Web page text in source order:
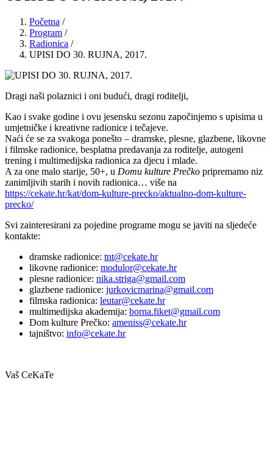
Početna /
Program /
Radionica /
UPISI DO 30. RUJNA, 2017.
Dragi naši polaznici i oni budući, dragi roditelji,
Kao i svake godine i ovu jesensku sezonu započinjemo s upisima u
umjetničke i kreativne radionice i tečajeve.
Naći će se za svakoga ponešto – dramske, plesne, glazbene, likovne
i filmske radionice, besplatna predavanja za roditelje, autogeni
trening i multimedijska radionica za djecu i mlade.
A za one malo starije, 50+, u Domu kulture Prečko pripremamo niz
zanimljivih starih i novih radionica… više na
https://cekate.hr/kat/dom-kulture-precko/aktualno-dom-kulture-
precko/
Svi zainteresirani za pojedine programe mogu se javiti na sljedeće
kontakte:
dramske radionice: tnt@cekate.hr
likovne radionice: modulor@cekate.hr
plesne radionice: nika.striga@gmail.com
glazbene radionice: jurkovicmarina@gmail.com
filmska radionica: leutar@cekate.hr
multimedijska akademija: borna.fiket@gmail.com
Dom kulture Prečko: ameniss@cekate.hr
tajništvo: info@cekate.hr
Vaš CeKaTe